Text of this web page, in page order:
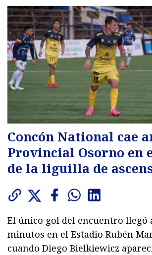
Concón National cae
Provincial Osorno en
de la liguilla de
El único gol del encuentro llegó
minutos en el Estadio Rubén
cuando Diego Bielkiewicz